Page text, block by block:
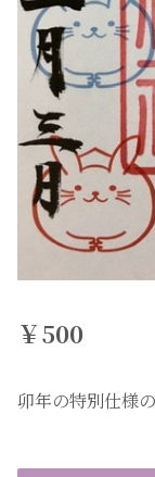
￥500
卯年の特別仕様